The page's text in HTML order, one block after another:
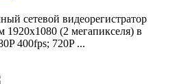
сетевой видеорегистратор
(2 мегапикселя) в
400fps; 720P ...